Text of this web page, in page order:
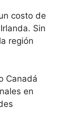
costo de
Sin
región
Canadá
en